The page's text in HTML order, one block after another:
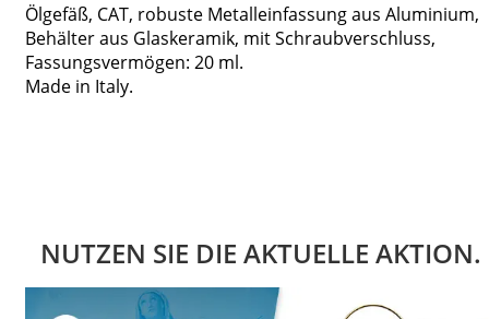
Ölgefäß, CAT, robuste Metalleinfassung aus Aluminium,
Behälter aus Glaskeramik, mit Schraubverschluss,
Fassungsvermögen: 20 ml.
Made in Italy.
NUTZEN SIE DIE AKTUELLE AKTION.